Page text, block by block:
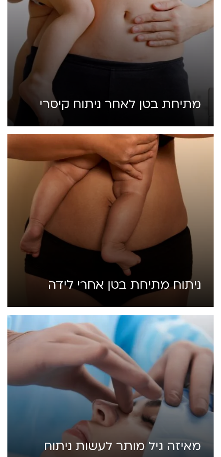
מתיחת בטן לאחר ניתוח קיסרי
ניתוח מתיחת בטן אחרי לידה
מאיזה גיל מותר לעשות ניתוח